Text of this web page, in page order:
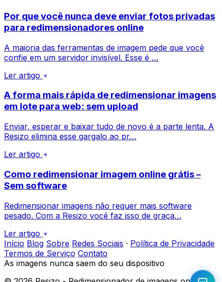
Por que você nunca deve enviar fotos privadas
para redimensionadores online
A maioria das ferramentas de imagem pede que você
confie em um servidor invisível. Esse é …
Ler artigo
A forma mais rápida de redimensionar imagens
em lote para web: sem upload
Enviar, esperar e baixar tudo de novo é a parte lenta. A
Resizo elimina esse gargalo ao pr…
Ler artigo
Como redimensionar imagem online grátis –
Sem software
Redimensionar imagens não requer mais software
pesado. Com a Resizo você faz isso de graça…
Ler artigo
Início Blog Sobre Redes Sociais · Política de Privacidade
Termos de Serviço Contato
As imagens nunca saem do seu dispositivo